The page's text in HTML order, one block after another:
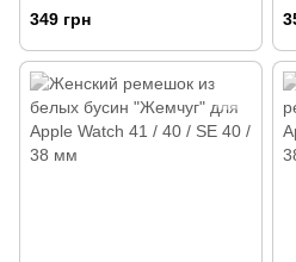
38 мм
349 грн